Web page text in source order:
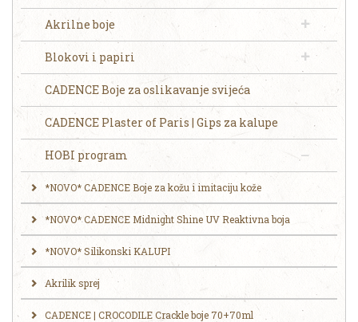
Akrilne boje
Blokovi i papiri
CADENCE Boje za oslikavanje svijeća
CADENCE Plaster of Paris | Gips za kalupe
HOBI program
*NOVO* CADENCE Boje za kožu i imitaciju kože
*NOVO* CADENCE Midnight Shine UV Reaktivna boja
*NOVO* Silikonski KALUPI
Akrilik sprej
CADENCE | CROCODILE Crackle boje 70+70ml